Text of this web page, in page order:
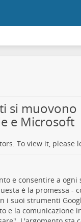
si
e Microsoft
To view it, please
e consentire a ogni
è la promessa -
i suoi strumenti
e la comunicazione